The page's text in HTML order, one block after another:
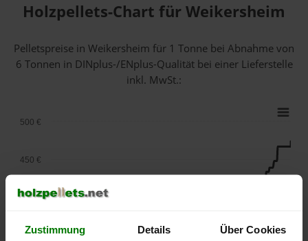
Zustimmung Details Über Cookies
Holzpellets-Chart für Weikersheim
Pelletspreise in Weikersheim für 1 Tonne bei Abnahmevon
6 Tonnen in DINplus-/ENplus-Qualität bei einer Lieferstelle
inkl. MwSt.:
350 €
400 €
450 €
500 €